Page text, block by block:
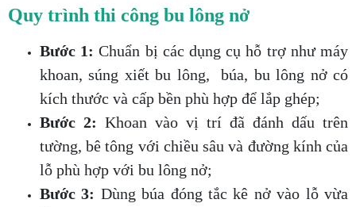
Quy trình thi công bu lông nở
Bước 1: Chuẩn bị các dụng cụ hỗ trợ như máy
khoan, súng xiết bu lông, búa, bu lông nở có
kích thước và cấp bền phù hợp để lắp ghép;
Bước 2: Khoan vào vị trí đã đánh dấu trên
tường, bê tông với chiều sâu và đường kính của
lỗ phù hợp với bu lông nở;
Bước 3: Dùng búa đóng tắc kê nở vào lỗ vừa